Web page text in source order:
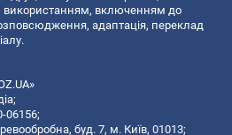
використанням, включенням до
адаптація, переклад
06156;
буд. 7, м. Київ, 01013;